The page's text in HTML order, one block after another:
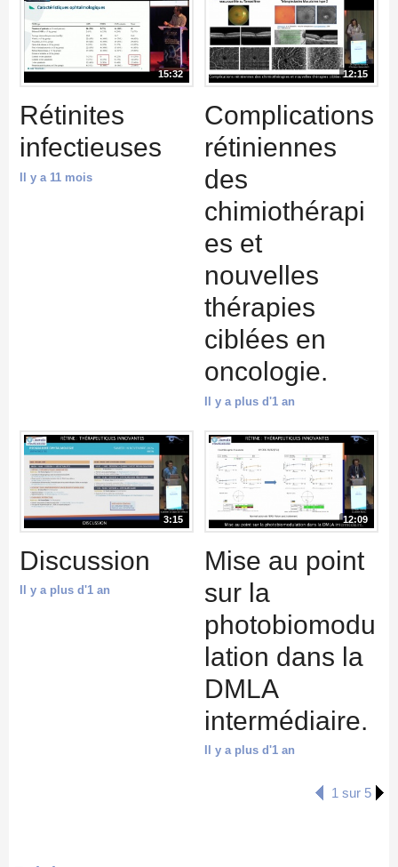
15:32
Rétinites
infectieuses
Il y a 11 mois
12:15
Complications
rétiniennes
des
chimiothérapi
es et
nouvelles
thérapies
ciblées en
oncologie.
Il y a plus d'1 an
3:15
Discussion
Il y a plus d'1 an
12:09
Mise au point
sur la
photobiomodu
lation dans la
DMLA
intermédiaire.
Il y a plus d'1 an
1 sur 5